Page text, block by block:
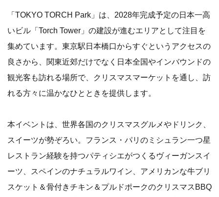
「TOKYO TORCH Park」は、2028年完成予定の日本一高
いビル「Torch Tower」の建設が進むエリアとして注目を
集めています。東京駅日本橋口からすぐというアクセスの
良さから、関東近郊だけでなく日本全国やインバウンドの
観光客も訪れる場所で、クリスマスマーケットを通し、訪
れる方々に温かなひとときを提供します。
本イベントは、世界各国のクリスマスグルメやドリンク、
スイーツが勢ぞろい。フランス・パリのミシュラン一つ星
レストラン経験を持つパティシエがつくるヴィーガンスイ
ーツ、スペインのナチュラルワイン、アメリカンな牛ブリ
スケット＆骨付きチキン＆プルドポークのクリスマスBBQ